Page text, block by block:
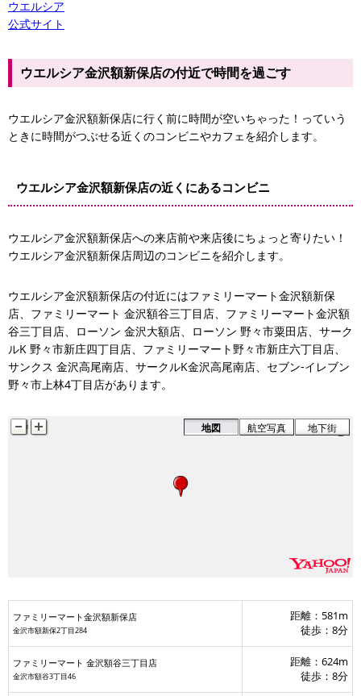
ウエルシア
公式サイト
ウエルシア金沢額新保店の付近で時間を過ごす
ウエルシア金沢額新保店に行く前に時間が空いちゃった！っていう
ときに時間がつぶせる近くのコンビニやカフェを紹介します。
ウエルシア金沢額新保店の近くにあるコンビニ
ウエルシア金沢額新保店への来店前や来店後にちょっと寄りたい！
ウエルシア金沢額新保店周辺のコンビニを紹介します。
ウエルシア金沢額新保店の付近にはファミリーマート金沢額新保
店、ファミリーマート 金沢額谷三丁目店、ファミリーマート金沢額
谷三丁目店、ローソン 金沢大額店、ローソン 野々市粟田店、サーク
ルK 野々市新庄四丁目店、ファミリーマート野々市新庄六丁目店、
サンクス 金沢高尾南店、サークルK金沢高尾南店、セブン‐イレブン
野々市上林4丁目店があります。
地図 航空写真 地下街
ファミリーマート金沢額新保店
金沢市額新保2丁目284
距離：581m
徒歩：8分
ファミリーマート 金沢額谷三丁目店
金沢市額谷3丁目46
距離：624m
徒歩：8分